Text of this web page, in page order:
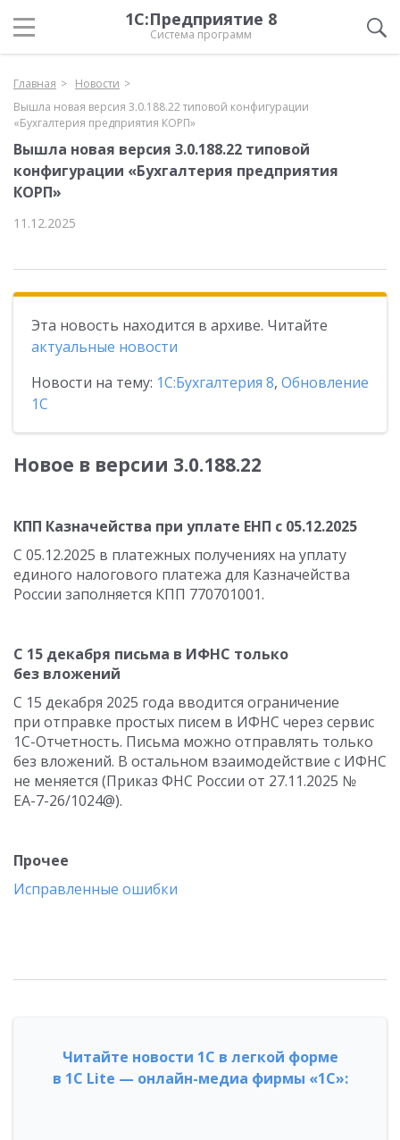
1С:Предприятие 8
Система программ
Главная
Новости
Вышла новая версия 3.0.188.22 типовой конфигурации
«Бухгалтерия предприятия КОРП»
Вышла новая версия 3.0.188.22 типовой
конфигурации «Бухгалтерия предприятия
КОРП»
11.12.2025
Эта новость находится в архиве. Читайте
актуальные новости
Новости на тему: 1С:Бухгалтерия 8, Обновление
1С
Новое в версии 3.0.188.22
КПП Казначейства при уплате ЕНП с 05.12.2025
С 05.12.2025 в платежных получениях на уплату
единого налогового платежа для Казначейства
России заполняется КПП 770701001.
С 15 декабря письма в ИФНС только
без вложений
С 15 декабря 2025 года вводится ограничение
при отправке простых писем в ИФНС через сервис
1С-Отчетность. Письма можно отправлять только
без вложений. В остальном взаимодействие с ИФНС
не меняется (Приказ ФНС России от 27.11.2025 №
ЕА-7-26/1024@).
Прочее
Исправленные ошибки
Читайте новости 1С в легкой форме
в 1С Lite — онлайн-медиа фирмы «1С»: